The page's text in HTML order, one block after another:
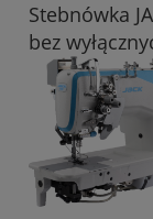
Stebnówka
bez